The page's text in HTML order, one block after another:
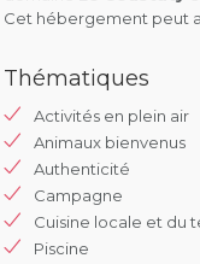
Cet hébergement peut
Thématiques
Activités en plein air
Animaux bienvenus
Authenticité
Campagne
Cuisine locale et du
Piscine